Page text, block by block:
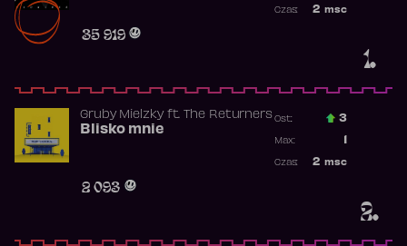
1.
35 919
2 msc
Czas:
2.
Gruby Mielzkyft. The Returners
Blisko mnie
2 093
Ost.: 3
Max:
2 msc
Czas: